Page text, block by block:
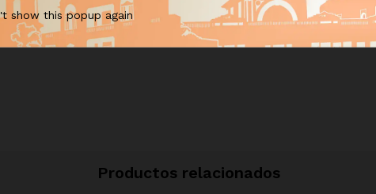
See It Styled On Instagram
Productos relacionados
show this popup again